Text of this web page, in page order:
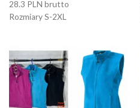
28.3 PLN brutto
Rozmiary S-2XL